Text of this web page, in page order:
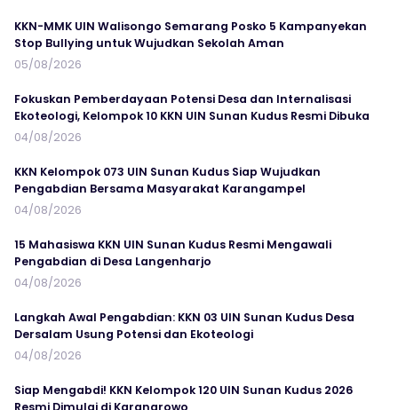
KKN-MMK UIN Walisongo Semarang Posko 5 Kampanyekan
Stop Bullying untuk Wujudkan Sekolah Aman
05/08/2026
Fokuskan Pemberdayaan Potensi Desa dan Internalisasi
Ekoteologi, Kelompok 10 KKN UIN Sunan Kudus Resmi Dibuka
04/08/2026
KKN Kelompok 073 UIN Sunan Kudus Siap Wujudkan
Pengabdian Bersama Masyarakat Karangampel
04/08/2026
15 Mahasiswa KKN UIN Sunan Kudus Resmi Mengawali
Pengabdian di Desa Langenharjo
04/08/2026
Langkah Awal Pengabdian: KKN 03 UIN Sunan Kudus Desa
Dersalam Usung Potensi dan Ekoteologi
04/08/2026
Siap Mengabdi! KKN Kelompok 120 UIN Sunan Kudus 2026
Resmi Dimulai di Karangrowo